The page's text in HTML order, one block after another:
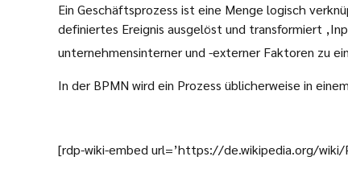
Ein Geschäftsprozess ist eine Menge logisch
definiertes Ereignis ausgelöst und transformiert
unternehmensinterner und -externer Faktoren zu
In der BPMN wird ein Prozess üblicherweise in
[rdp-wiki-embed url=’https://de.wikipedia.org/wiki/